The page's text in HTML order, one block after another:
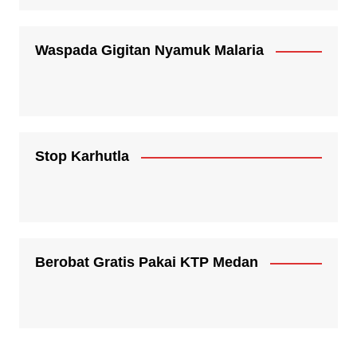
Waspada Gigitan Nyamuk Malaria
Stop Karhutla
Berobat Gratis Pakai KTP Medan